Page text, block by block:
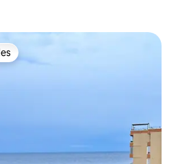
dos hóspedes